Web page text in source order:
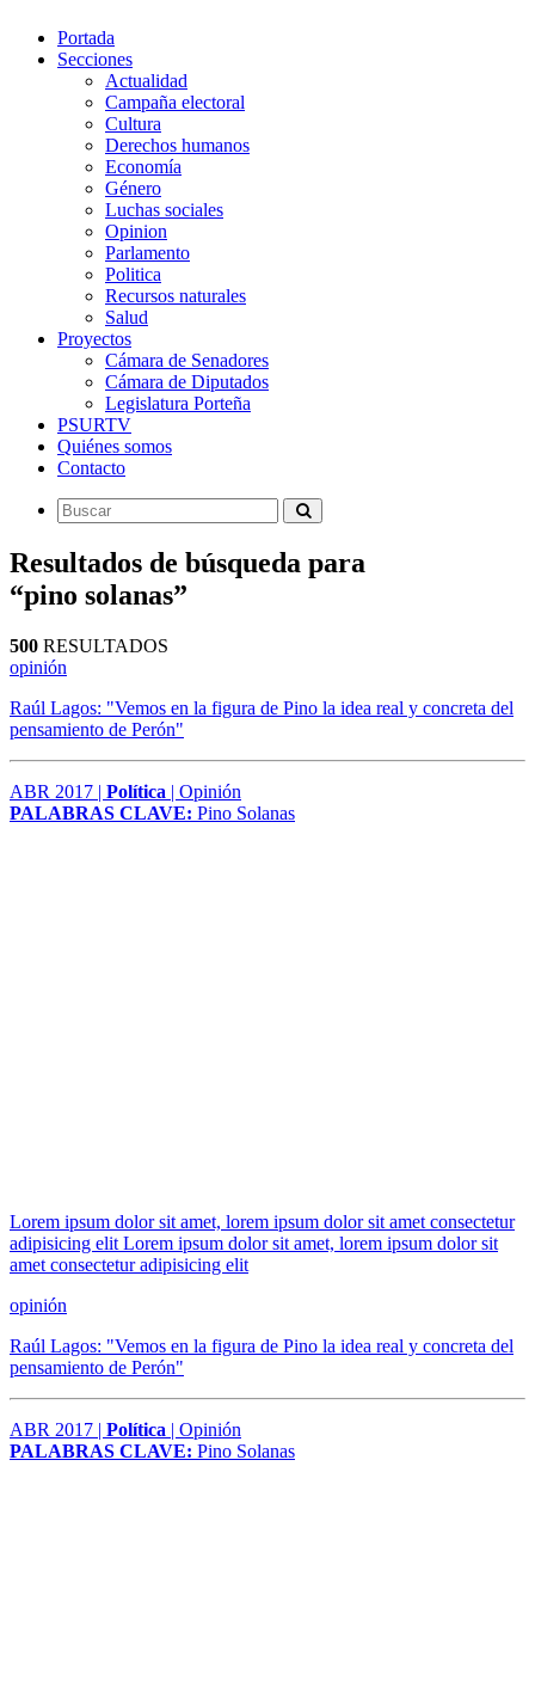
Portada
Secciones
Actualidad
Campaña electoral
Cultura
Derechos humanos
Economía
Género
Luchas sociales
Opinion
Parlamento
Politica
Recursos naturales
Salud
Proyectos
Cámara de Senadores
Cámara de Diputados
Legislatura Porteña
PSURTV
Quiénes somos
Contacto
Resultados de búsqueda para
“pino solanas”
500 RESULTADOS
opinión
Raúl Lagos: "Vemos en la figura de Pino la idea real y concreta del
pensamiento de Perón"
ABR 2017 | Política | Opinión
PALABRAS CLAVE: Pino Solanas
Lorem ipsum dolor sit amet, lorem ipsum dolor sit amet consectetur
adipisicing elit Lorem ipsum dolor sit amet, lorem ipsum dolor sit
amet consectetur adipisicing elit
opinión
Raúl Lagos: "Vemos en la figura de Pino la idea real y concreta del
pensamiento de Perón"
ABR 2017 | Política | Opinión
PALABRAS CLAVE: Pino Solanas